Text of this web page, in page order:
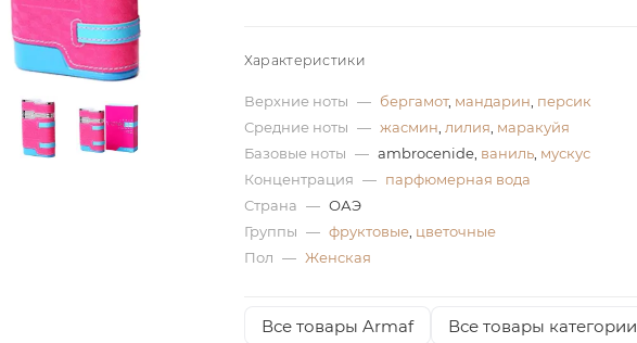
Характеристики
Верхние ноты — бергамот, мандарин персик
Средние ноты — жасмин лилия маракуйя
Базовые ноты — ambrocenide, ваниль, мускус
Концентрация — парфюмерная вода
Страна — ОАЭ
Группы — фруктовые, цветочные
Пол — Женская
Все товары Armaf Все товары категории